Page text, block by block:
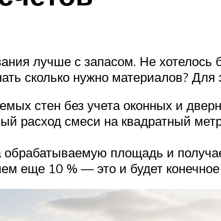
лучше с запасом. Не хотелось
сколько нужно материалов? Для
стен без учета оконных и
расход смеси на квадратный
площадь и
еще 10 % — это и будет конечное